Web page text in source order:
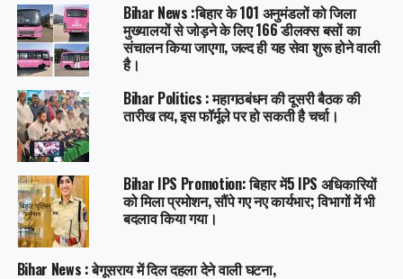
Bihar News :बिहार के 101 अनुमंडलों को जिला
मुख्यालयों से जोड़ने के लिए 166 डीलक्स बसों का
संचालन किया जाएगा, जल्द ही यह सेवा शुरू होने वाली
है।
Bihar Politics : महागठबंधन की दूसरी बैठक की
तारीख तय, इस फॉर्मूले पर हो सकती है चर्चा।
Bihar IPS Promotion: बिहार में5 IPS अधिकारियों
को मिला प्रमोशन, सौंपे गए नए कार्यभार; विभागों में भी
बदलाव किया गया।
Bihar News : बेगूसराय में दिल दहला देने वाली घटना,